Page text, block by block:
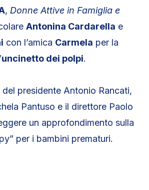
, Donne Attive in Famiglia e
Antonina Cardarella e
con l’amica Carmela per la
uncinetto dei polpi.
presidente Antonio Rancati,
Pantuso e il direttore Paolo
un approfondimento sulla
per i bambini prematuri.